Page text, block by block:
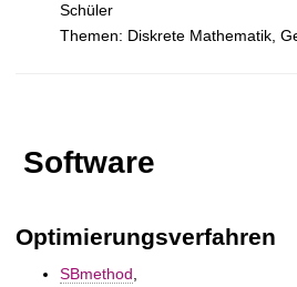
Schüler
Themen: Diskrete Mathematik,
Software
Optimierungsverfahren
SBmethod,